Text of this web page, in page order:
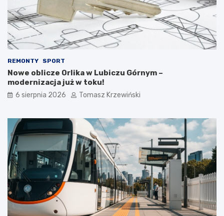
REMONTY SPORT
Nowe oblicze Orlika w Lubiczu Górnym –
modernizacja już w toku!
6 sierpnia 2026 Tomasz Krzewiński